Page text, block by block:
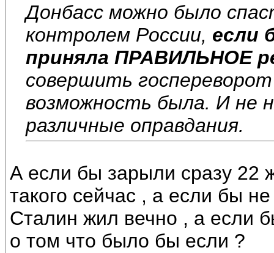
Донбасс можно было
контролем России, если
приняла ПРАВИЛЬНОЕ
совершить
возможность была. И не
различные оправдания.
А если бы зарыли сразу
такого сейчас , а если бы
Сталин жил вечно , а если
о том что было бы если ?